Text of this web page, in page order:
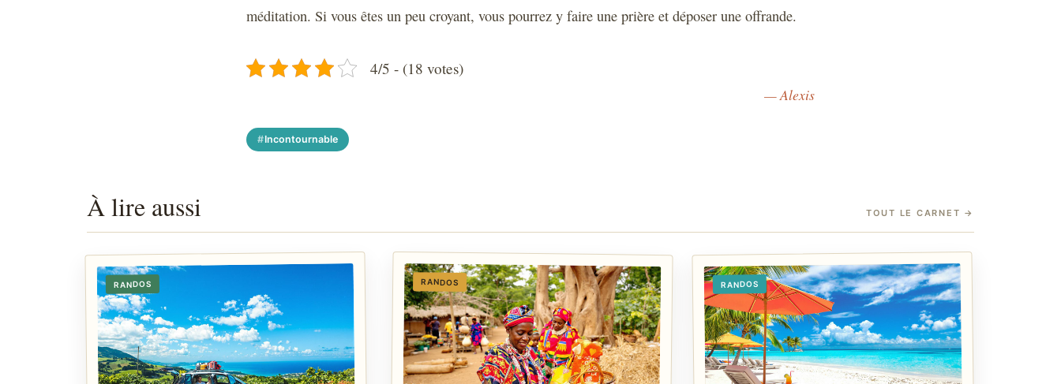
méditation. Si vous êtes un peu croyant, vous pourrez y faire une prière et déposer une offrande.
4/5 - (18 votes)
— Alexis
Incontournable
À lire aussi TOUT LE CARNET →
RANDOS RANDOS RANDOS